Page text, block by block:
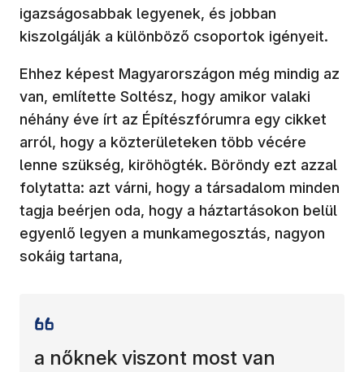
igazságosabbak legyenek, és jobban
kiszolgálják a különböző csoportok igényeit.
Ehhez képest Magyarországon még mindig az
van, említette Soltész, hogy amikor valaki
néhány éve írt az Építészfórumra egy cikket
arról, hogy a közterületeken több vécére
lenne szükség, kiröhögték. Böröndy ezt azzal
folytatta: azt várni, hogy a társadalom minden
tagja beérjen oda, hogy a háztartásokon belül
egyenlő legyen a munkamegosztás, nagyon
sokáig tartana,
a nőknek viszont most van